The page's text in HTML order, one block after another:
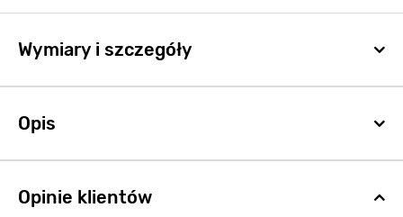
Wymiary i szczegóły
Opis
Opinie klientów